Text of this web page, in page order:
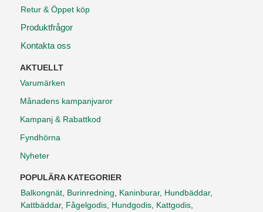
Retur & Öppet köp
Produktfrågor
Kontakta oss
AKTUELLT
Varumärken
Månadens kampanjvaror
Kampanj & Rabattkod
Fyndhörna
Nyheter
POPULÄRA KATEGORIER
Balkongnät, Burinredning, Kaninburar, Hundbäddar,
Kattbäddar, Fågelgodis, Hundgodis, Kattgodis,